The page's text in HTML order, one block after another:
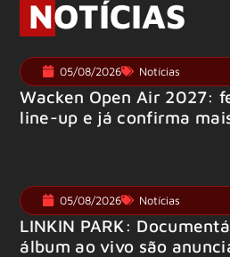
NOTÍCIAS
05/08/2026 Notícias
Wacken Open Air 2027:
line-up e já confirma
05/08/2026 Notícias
LINKIN PARK:
álbum ao vivo são